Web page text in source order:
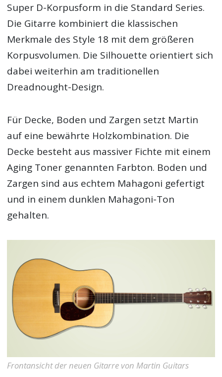
Super D-Korpusform in die Standard Series.
Die Gitarre kombiniert die klassischen
Merkmale des Style 18 mit dem größeren
Korpusvolumen. Die Silhouette orientiert sich
dabei weiterhin am traditionellen
Dreadnought-Design.
Für Decke, Boden und Zargen setzt Martin
auf eine bewährte Holzkombination. Die
Decke besteht aus massiver Fichte mit einem
Aging Toner genannten Farbton. Boden und
Zargen sind aus echtem Mahagoni gefertigt
und in einem dunklen Mahagoni-Ton
gehalten.
Frontansicht der neuen Gitarre von Martin Guitars